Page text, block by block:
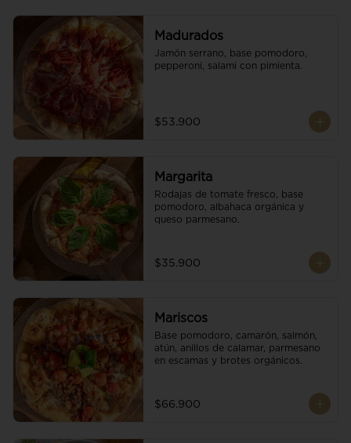
Madurados
Jamón serrano, base pomodoro,
pepperoni, salami con pimienta.
$53.900
Margarita
Rodajas de tomate fresco, base
pomodoro, albahaca orgánica y
queso parmesano.
$35.900
Mariscos
Base pomodoro, camarón, salmón,
atún, anillos de calamar, parmesano
en escamas y brotes orgánicos.
$66.900